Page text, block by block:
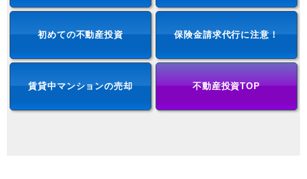
初めての不動産投資 保険金請求代行に注意！
賃貸中マンションの売却 不動産投資TOP